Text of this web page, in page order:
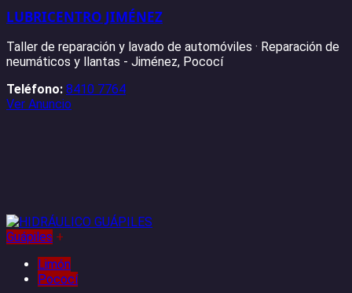
LUBRICENTRO JIMÉNEZ
Taller de reparación y lavado de automóviles · Reparación de
neumáticos y llantas - Jiménez, Pococí
Teléfono: 8410 7764
Ver Anuncio
Guápiles +
Limón
Pococí